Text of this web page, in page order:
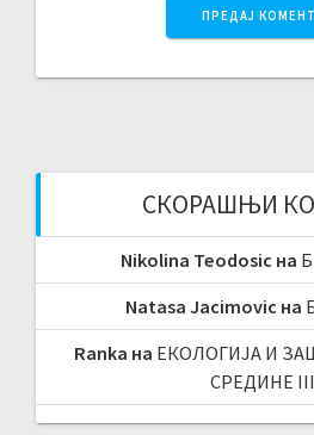
СКОРАШЊИ
Nikolina Teodosicна
Natasa Jacimovicна
Ranka на ЕКОЛОГИЈА И
СРЕДИНЕ